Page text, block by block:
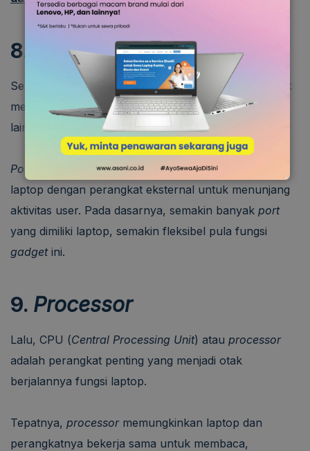
8. Port
Selain dengan jaringan, Anda memerlukan
untuk
menghubungkan laptop dengan perangkat eksternal
lain, seperti USB, Ethernet, dan HDMI.
Port merupakanhardware
yang menghubungkan
laptop dengan perangkat eksternal untuk menunjang
aktivitas user. Pada dasarnya, semakin banyak port
yang dimiliki laptop, semakin fleksibel pula fungsi
gadgetini.
9. Processor
Lalu, CPU (Central Processing Unit) atau processor
adalah perangkat penting yang menjadi otak
berjalannya fungsi laptop.
Tepatnya, processor memungkinkan laptop dan
perangkatnya bekerja sama untuk membaca,